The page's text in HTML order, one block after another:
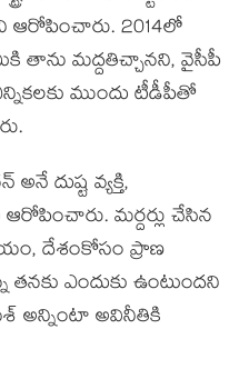
ఆరోపించారు. 2014లో
తాను మద్దతిచ్చానని, వైసీపీ
ముందు టీడీపీతో
దుష్ట వ్యక్తి,
మర్దర్లు చేసిన
దేశంకోసం ప్రాణ
ఎందుకు ఉంటుందని
అన్నింటా అవినీతికి